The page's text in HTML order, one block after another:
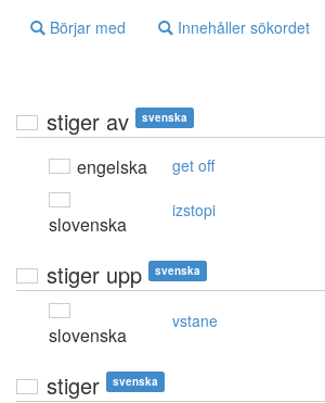
Börjar med Innehåller sökordet
stiger av svenska
engelska get off
slovenska
izstopi
stiger upp svenska
slovenska
vstane
stiger svenska